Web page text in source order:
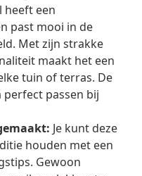
heeft een
past mooi in de
Met zijn strakke
maakt het een
tuin of terras. De
passen bij
Je kunt deze
houden met een
Gewoon